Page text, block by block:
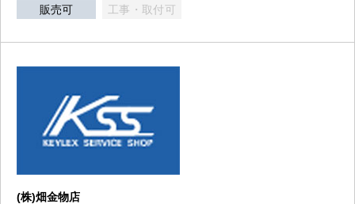
販売可 工事・取付可
(株)畑金物店